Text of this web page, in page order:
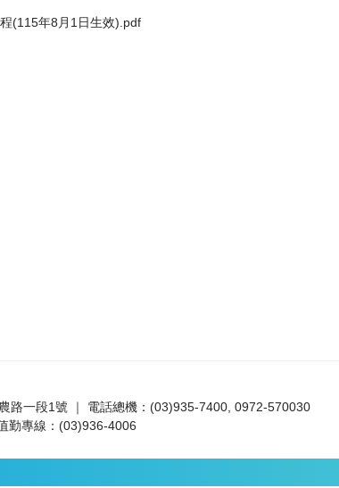
(115年8月1日生效).pdf
路一段1號 ｜ 電話總機：(03)935-7400, 0972-570030
勤專線：(03)936-4006